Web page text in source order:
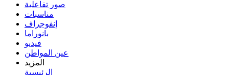
صور تفاعلية
مناسبات
إنفوجراف
بانوراما
فيديو
عين المواطن
المزيد
الرئيسية